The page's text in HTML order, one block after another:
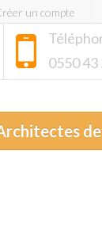
un compte
0550 43